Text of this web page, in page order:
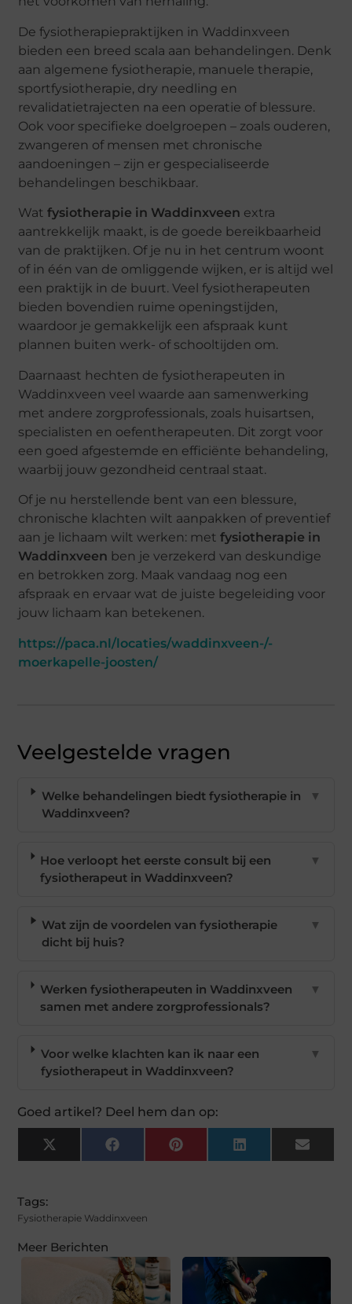
De fysiotherapiepraktijken in Waddinxveen
bieden een breed scala aan behandelingen. Denk
aan algemene fysiotherapie, manuele therapie,
sportfysiotherapie, dry needling en
revalidatietrajecten na een operatie of blessure.
Ook voor specifieke doelgroepen – zoals ouderen,
zwangeren of mensen met chronische
aandoeningen – zijn er gespecialiseerde
behandelingen beschikbaar.
Watfysiotherapie in Waddinxveen extra
aantrekkelijk maakt, is de goede bereikbaarheid
van de praktijken. Of je nu in het centrum woont
of in één van de omliggende wijken, er is altijd wel
een praktijk in de buurt. Veel fysiotherapeuten
bieden bovendien ruime openingstijden,
waardoor je gemakkelijk een afspraak kunt
plannen buiten werk- of schooltijden om.
Daarnaast hechten de fysiotherapeuten in
Waddinxveen veel waarde aan samenwerking
met andere zorgprofessionals, zoals huisartsen,
specialisten en oefentherapeuten. Dit zorgt voor
een goed afgestemde en efficiënte behandeling,
waarbij jouw gezondheid centraal staat.
Of je nu herstellende bent van een blessure,
chronische klachten wilt aanpakken of preventief
aan je lichaam wilt werken: metfysiotherapie in
Waddinxveen ben je verzekerd van deskundige
en betrokken zorg. Maak vandaag nog een
afspraak en ervaar wat de juiste begeleiding voor
jouw lichaam kan betekenen.
https://paca.nl/locaties/waddinxveen-/-
moerkapelle-joosten/
Veelgestelde vragen
Welke behandelingen biedt fysiotherapie in
Waddinxveen?
▼
Hoe verloopt het eerste consult bij een
fysiotherapeut in Waddinxveen?
▼
Wat zijn de voordelen van fysiotherapie
dicht bij huis?
▼
Werken fysiotherapeuten in Waddinxveen
samen met andere zorgprofessionals?
▼
Voor welke klachten kan ik naar een
fysiotherapeut in Waddinxveen?
▼
Goed artikel? Deel hem dan op:
X
(Twitter)
FacebookPinterest LinkedIn Email
Tags:
Fysiotherapie Waddinxveen
Meer Berichten